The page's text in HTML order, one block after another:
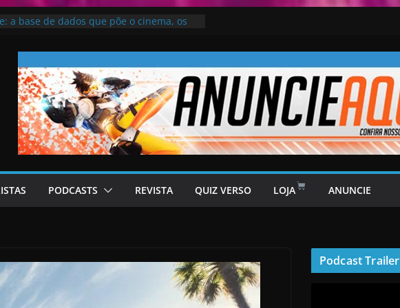
a base de dados que põe o cinema, os
San Andreas vai retornar – rumor
Criadores “não sabiam” da
PODCASTS REVISTA QUIZ VERSO LOJA ANUNCIE
Podcast Trailer